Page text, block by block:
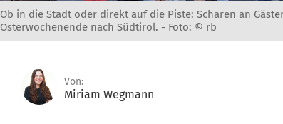
Ob in die Stadt oder direkt auf die Piste: Scharen an
Osterwochenende nach Südtirol. - Foto: © rb
Von:
Miriam Wegmann